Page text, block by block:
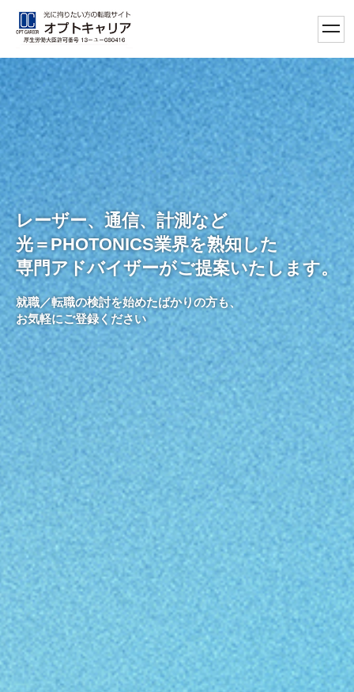
toggle
レーザー、通信、計測など
光＝PHOTONICS業界を熟知した
専門アドバイザーがご提案いたします。
就職／転職の検討を始めたばかりの方も、
お気軽にご登録ください